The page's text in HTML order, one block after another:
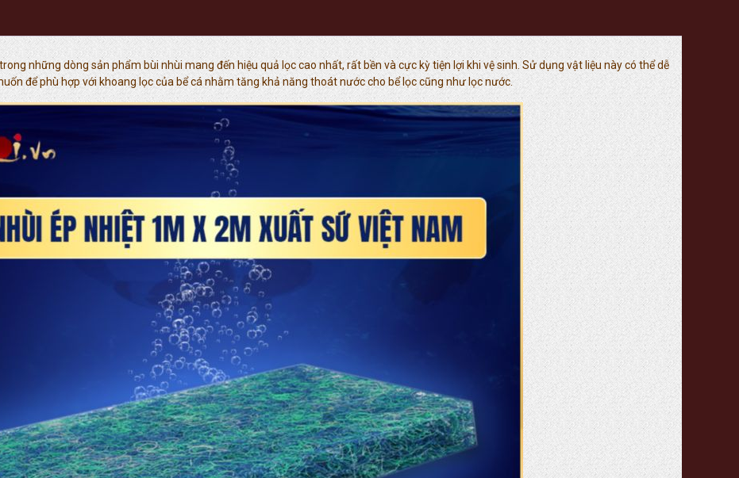
những dòng sản phẩm bùi nhùi mang đến hiệu quả lọc cao nhất, rất bền và cực kỳ tiện lợi khi vệ sinh. Sử dụng vật liệu này có thể dễ
để phù hợp với khoang lọc của bể cá nhằm tăng khả năng thoát nước cho bể lọc cũng như lọc nước.